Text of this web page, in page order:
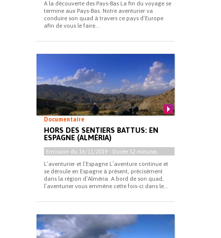
A la découverte des Pays-Bas La fin du voyage se
termine aux Pays-Bas. Notre aventurier va
conduire son quad à travers ce pays d’Europe
afin de vous le faire...
Documentaire
HORS DES SENTIERS BATTUS: EN
ESPAGNE (ALMÉRIA)
Emission du 16/11/2019 - Durée 52 minutes
L’aventurier et l’Espagne L’aventure continue et
se déroule en Espagne à présent, précisément
dans la région d’Alméria. A bord de son quad,
l’aventurier vous emmène cette fois-ci dans le...